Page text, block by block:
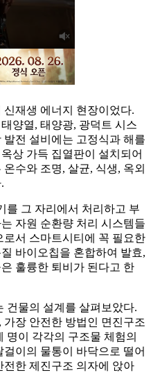
재생 에너지 현장이었다.
양열, 태양광, 광덕트 시스
전 설비에는 고정식과 해를
상 가득 집열판이 설치되어
수와 조명, 살균, 식생, 옥외
를 그 자리에서 처리하고 부
자원 순환량 처리 시스템들
서 스마트시티에 꼭 필요한
바이오칩을 혼합하여 발효,
훌륭한 퇴비가 된다고 한
건물의 설계를 살펴보았다.
장 안전한 방법인 면진구조
명이 각각의 구조물 체험의
이의 물통이 바닥으로 떨어
한 제진구조 의자에 앉아